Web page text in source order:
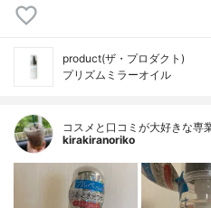
product(ザ・プロダクト)
プリズムミラーオイル
コスメと口コミが大好きな専
kirakiranoriko